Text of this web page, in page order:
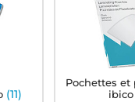
(11)
Pochettes et
ibico